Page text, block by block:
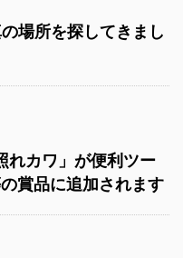
場所を探してきまし
れカワ」が便利ツー
賞品に追加されます